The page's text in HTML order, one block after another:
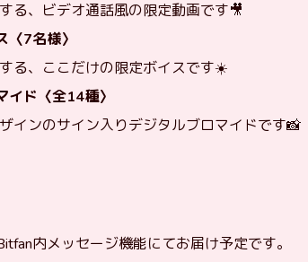
る、ビデオ通話風の限定動画です🎥
7名様〉
る、ここだけの限定ボイスです☀️
ド〈全14種〉
インのサイン入りデジタルブロマイドです📸
内メッセージ機能にてお届け予定です。